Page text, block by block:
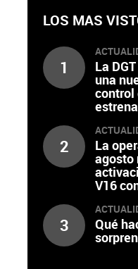
LOS MAS
1 La
una
control
2 La
agosto
V16
3 Qué